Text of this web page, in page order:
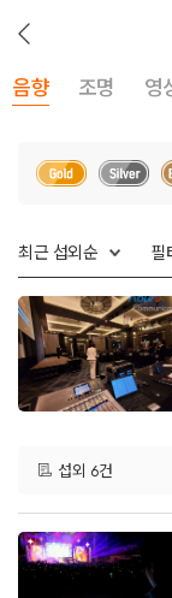
뒤
로
기
음향 조명 영
최근 섭외순 필
섭외 6건